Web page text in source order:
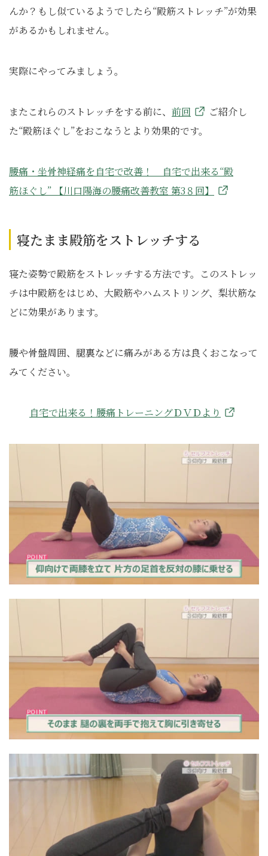
んか？もし似ているようでしたら“殿筋ストレッチ”が効果
があるかもしれません。
実際にやってみましょう。
またこれらのストレッチをする前に、 前回
ご紹介し
た“殿筋ほぐし”をおこなうとより効果的です。
腰痛・坐骨神経痛を自宅で改善！ 自宅で出来る“殿
筋ほぐし” 【川口陽海の腰痛改善教室 第3８回】
寝たまま殿筋をストレッチする
寝た姿勢で殿筋をストレッチする方法です。このストレッ
チは中殿筋をはじめ、大殿筋やハムストリング、梨状筋な
どに効果があります。
腰や骨盤周囲、腿裏などに痛みがある方は良くおこなって
みてください。
自宅で出来る！腰痛トレーニングＤＶＤより